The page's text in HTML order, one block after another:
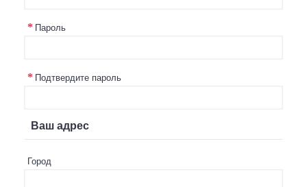
Пароль
Подтвердите пароль
Ваш адрес
Город